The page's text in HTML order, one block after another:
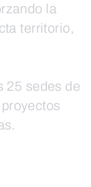
la
territorio,
25 sedes de